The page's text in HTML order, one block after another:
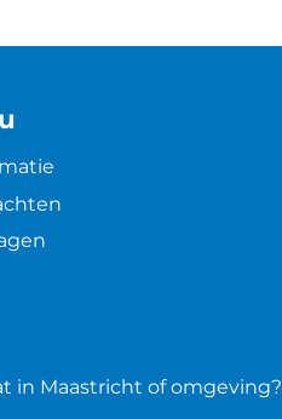
in Maastricht of omgeving?